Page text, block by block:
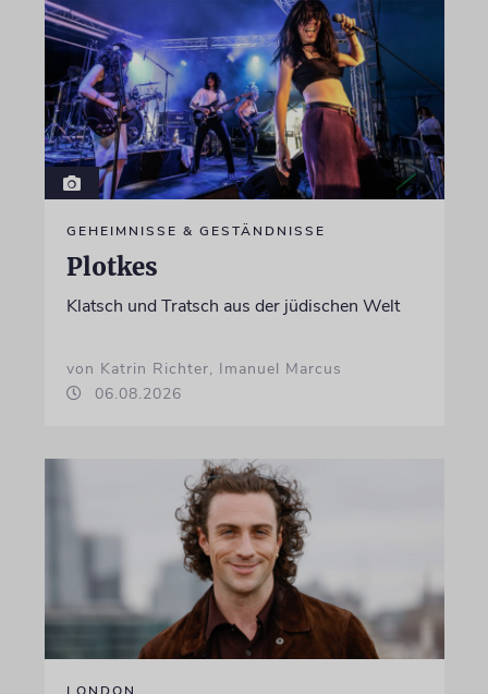
GEHEIMNISSE & GESTÄNDNISSE
Plotkes
Klatsch und Tratsch aus der jüdischen Welt
von Katrin Richter, Imanuel Marcus
06.08.2026
LONDON